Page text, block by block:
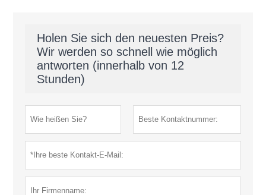
Holen Sie sich den neuesten Preis?
Wir werden so schnell wie möglich
antworten (innerhalb von 12
Stunden)